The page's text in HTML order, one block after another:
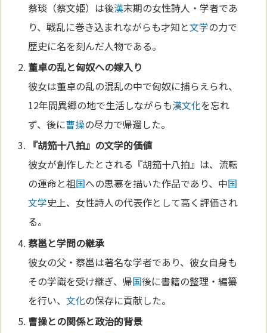
蔡琰（蔡文姫）は後漢末期の女性詩人・学者であ
り、戦乱に巻き込まれながらも才知と文学の力で
歴史に名を刻んだ人物である。
董卓の乱と匈奴への嫁入り
彼女は董卓の乱の混乱の中で匈奴に捕らえられ、
12年間異郷の地で生活しながらも漢文化を忘れ
ず、後に曹操の尽力で帰還した。
『胡笳十八拍』の文学的価値
彼女が創作したとされる『胡笳十八拍』は、流転
の運命と祖国への思慕を描いた作品であり、中国
文学史上、女性詩人の代表作として高く評価され
る。
蔡邕と学問の継承
彼女の父・蔡邕は著名な学者であり、彼女自身も
その学識を受け継ぎ、帰国後に書籍の整理・編纂
を行い、文化の保存に貢献した。
曹操との関係と政治的背景